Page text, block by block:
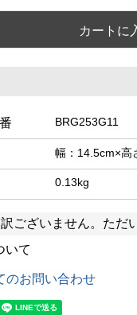
カートに
BRG253G11
幅：14.5cm×高
0.13kg
ございません。ただ
いて
のお問い合わせ